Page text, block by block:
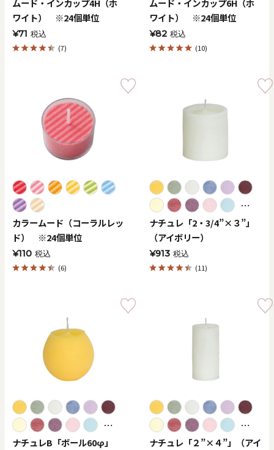
お買い物ガイド 企業情報 お知らせ お問い合わせ
ムード・インカップ4H（ホ
ワイト） ※24個単位
¥71 税込
(7)
ムード・インカップ6H（ホ
ワイト） ※24個単位
¥82 税込
(10)
カラームード（コーラルレッ
ド） ※24個単位
¥110 税込
(6)
⋯
ナチュレ「2・3/4”×３”」
（アイボリー）
¥913 税込
(11)
⋯
ナチュレB「ボール60φ」
⋯
ナチュレ「２”×４”」（アイ